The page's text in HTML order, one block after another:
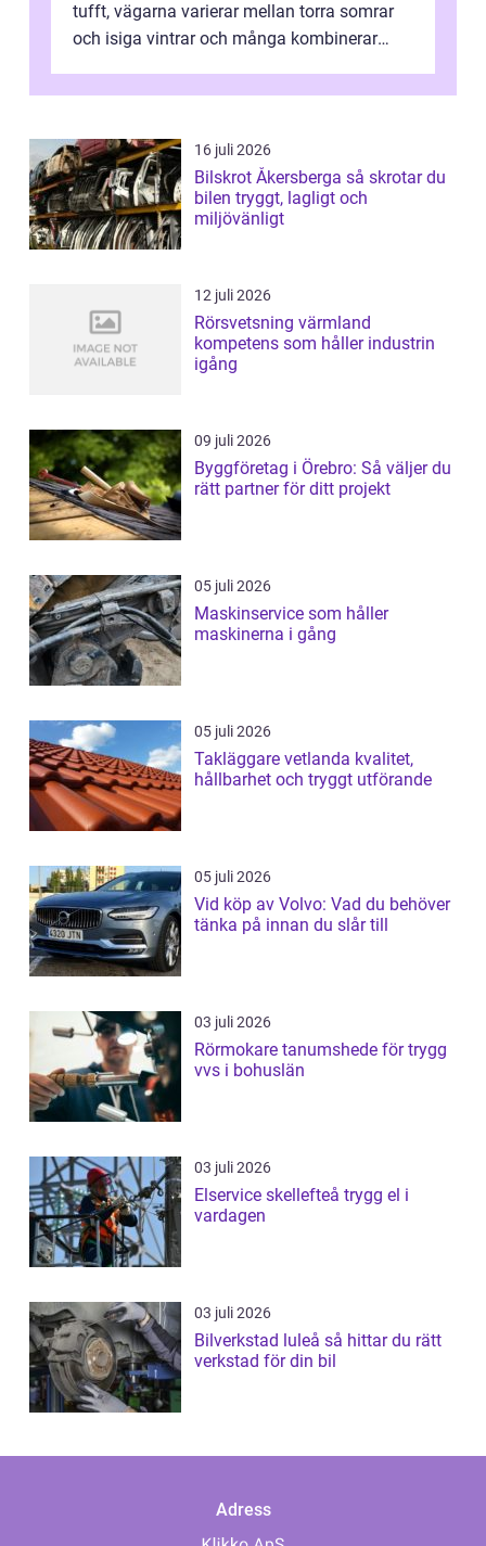
tufft, vägarna varierar mellan torra somrar
och isiga vintrar och många kombinerar
16 juli 2026
Bilskrot Åkersberga så skrotar du
bilen tryggt, lagligt och
miljövänligt
12 juli 2026
Rörsvetsning värmland
kompetens som håller industrin
igång
09 juli 2026
Byggföretag i Örebro: Så väljer du
rätt partner för ditt projekt
05 juli 2026
Maskinservice som håller
maskinerna i gång
05 juli 2026
Takläggare vetlanda kvalitet,
hållbarhet och tryggt utförande
05 juli 2026
Vid köp av Volvo: Vad du behöver
tänka på innan du slår till
03 juli 2026
Rörmokare tanumshede för trygg
vvs i bohuslän
03 juli 2026
Elservice skellefteå trygg el i
vardagen
03 juli 2026
Bilverkstad luleå så hittar du rätt
verkstad för din bil
Adress